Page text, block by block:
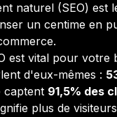
naturel (SEO)
un centime en
est vital pour votre
d'eux-mêmes :
captent 91,5% des
plus de